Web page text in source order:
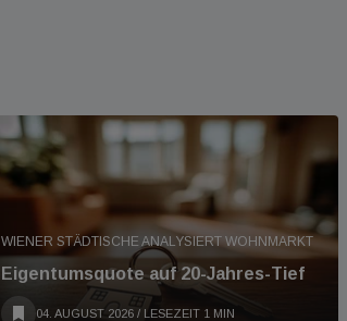
WIENER STÄDTISCHE ANALYSIERT WOHNMARKT
Eigentumsquote auf 20-Jahres-Tief
04. AUGUST 2026 / LESEZEIT 1 MIN